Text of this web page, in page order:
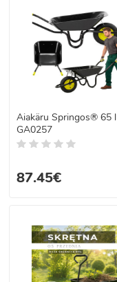
Aiakäru Springos® 65 l
GA0257
87.45€